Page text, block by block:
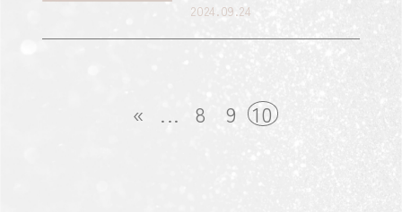
2024.09.24
« ... 8 9 10